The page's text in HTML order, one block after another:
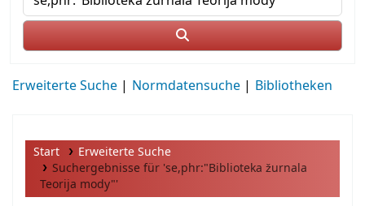
Erweiterte Suche Normdatensuche Bibliotheken
Start
Erweiterte Suche
Suchergebnisse für 'se,phr:"Biblioteka žurnala
Teorija mody"'